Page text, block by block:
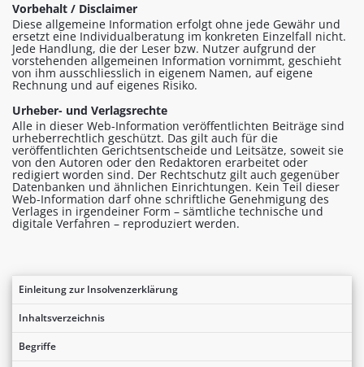
Einleitung zur Insolvenzerklärung
Inhaltsverzeichnis
Begriffe
Vorbehalt / Disclaimer
Diese allgemeine Information erfolgt ohne jede Gewähr und
ersetzt eine Individualberatung im konkreten Einzelfall nicht.
Jede Handlung, die der Leser bzw. Nutzer aufgrund der
vorstehenden allgemeinen Information vornimmt, geschieht
von ihm ausschliesslich in eigenem Namen, auf eigene
Rechnung und auf eigenes Risiko.
Urheber- und Verlagsrechte
Alle in dieser Web-Information veröffentlichten Beiträge sind
urheberrechtlich geschützt. Das gilt auch für die
veröffentlichten Gerichtsentscheide und Leitsätze, soweit sie
von den Autoren oder den Redaktoren erarbeitet oder
redigiert worden sind. Der Rechtschutz gilt auch gegenüber
Datenbanken und ähnlichen Einrichtungen. Kein Teil dieser
Web-Information darf ohne schriftliche Genehmigung des
Verlages in irgendeiner Form – sämtliche technische und
digitale Verfahren – reproduziert werden.